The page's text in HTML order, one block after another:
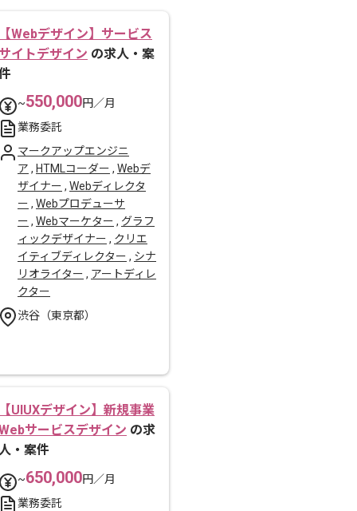
Webデザイン】サービス
イトデザイン の求人・案
~550,000円／月
業務委託
マークアップエンジニ
ア , HTMLコーダー , Webデ
ザイナー , Webディレクタ
ー , Webプロデューサ
ー , Webマーケター , グラフ
ィックデザイナー , クリエ
イティブディレクター , シナ
リオライター , アートディレ
クター
渋谷（東京都）
UIUXデザイン】新規事業
サービスデザイン の求
・案件
~650,000円／月
業務委託